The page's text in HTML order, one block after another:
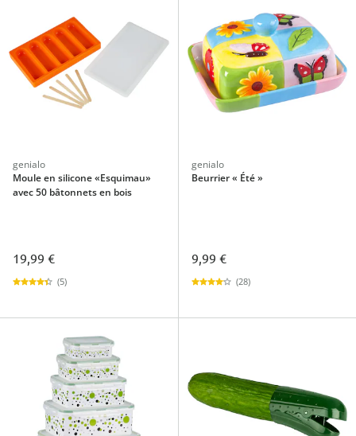
genialo
Moule en silicone «Esquimau»
avec 50 bâtonnets en bois
19,99 €
(5)
genialo
Beurrier « Été »
9,99 €
(28)